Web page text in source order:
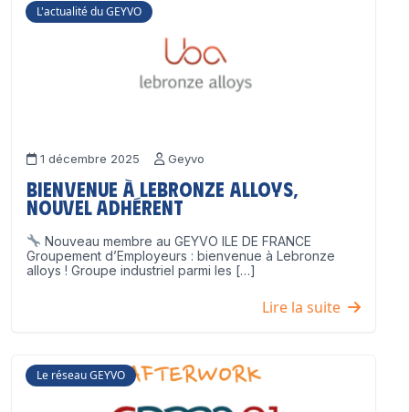
L'actualité du GEYVO
1 décembre 2025 Geyvo
Bienvenue à Lebronze Alloys,
nouvel adhérent
Nouveau membre au GEYVO ILE DE FRANCE
Groupement d’Employeurs : bienvenue à Lebronze
alloys ! Groupe industriel parmi les […]
Lire la suite
Le réseau GEYVO